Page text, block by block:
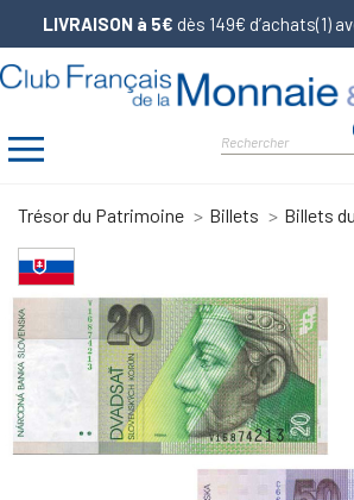
LIVRAISON à 5€ dès 149€ d’achats(1)
Trésor du Patrimoine Billets Billets